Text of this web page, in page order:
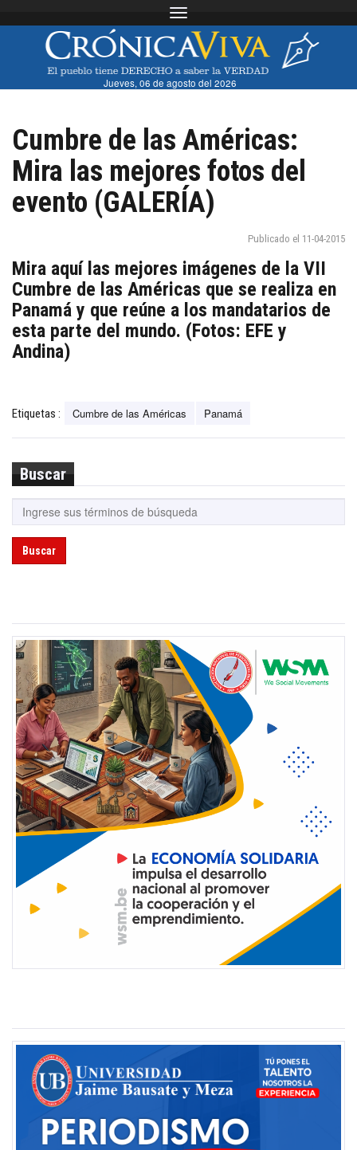
Toggle navigation
Jueves, 06 de agosto del 2026
Cumbre de las Américas:
Mira las mejores fotos del
evento (GALERÍA)
Publicado el 11-04-2015
Mira aquí las mejores imágenes de la VII
Cumbre de las Américas que se realiza en
Panamá y que reúne a los mandatarios de
esta parte del mundo. (Fotos: EFE y
Andina)
Etiquetas : Cumbre de las Américas Panamá
Buscar
Buscar